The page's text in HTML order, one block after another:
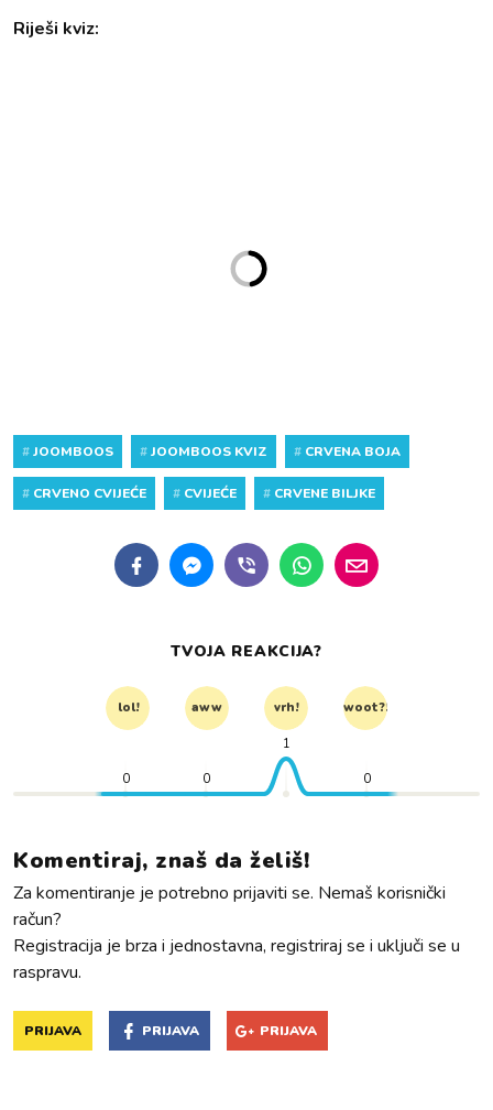
Riješi kviz:
#JOOMBOOS #JOOMBOOS KVIZ # CRVENA BOJA
# CRVENO CVIJEĆE # CVIJEĆE # CRVENE BILJKE
TVOJA REAKCIJA?
lol! aww vrh! woot?!
0 0
1
0
Komentiraj, znaš da želiš!
Za komentiranje je potrebno prijaviti se. Nemaš korisnički
račun?
Registracija je brza i jednostavna, registriraj se i uključi se u
raspravu.
PRIJAVA PRIJAVA PRIJAVA